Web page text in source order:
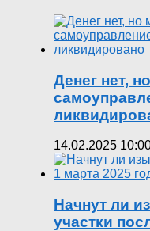
Денег нет,
14.02.2025
Начнут ли
участки